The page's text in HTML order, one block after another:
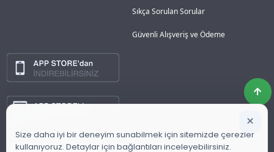
Sıkça Sorulan Sorular
Güvenli Alışveriş ve Ödeme
Size daha iyi bir deneyim sunabilmek için sitemizde çerezler
kullanıyoruz. Detaylar için bağlantıları inceleyebilirsiniz.
×